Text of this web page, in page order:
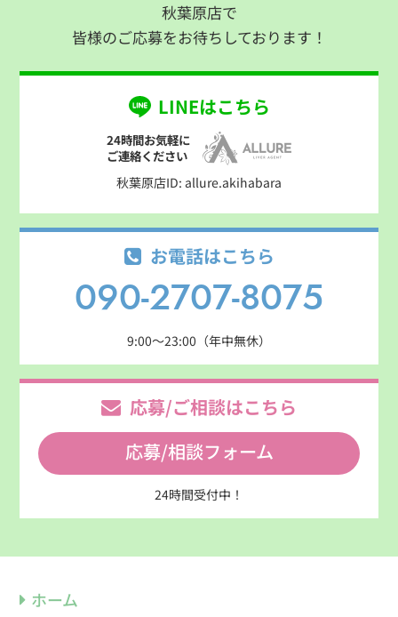
秋葉原店で
皆様のご応募をお待ちしております！
LINEはこちら
24時間お気軽に
ご連絡ください
秋葉原店ID: allure.akihabara
お電話はこちら
090-2707-8075
9:00～23:00（年中無休）
応募/ご相談はこちら
応募/相談フォーム
24時間受付中！
ホーム